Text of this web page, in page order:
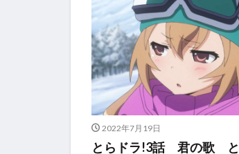
2022年7月19日
とらドラ!3話 君の歌 と